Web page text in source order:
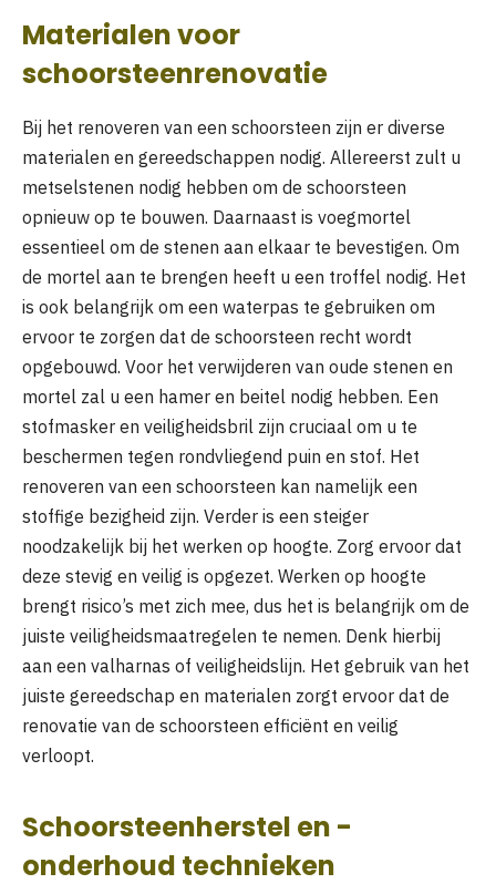
Materialen voor
schoorsteenrenovatie
Bij het renoveren van een schoorsteen zijn er diverse
materialen en gereedschappen nodig. Allereerst zult u
metselstenen nodig hebben om de schoorsteen
opnieuw op te bouwen. Daarnaast is voegmortel
essentieel om de stenen aan elkaar te bevestigen. Om
de mortel aan te brengen heeft u een troffel nodig. Het
is ook belangrijk om een waterpas te gebruiken om
ervoor te zorgen dat de schoorsteen recht wordt
opgebouwd. Voor het verwijderen van oude stenen en
mortel zal u een hamer en beitel nodig hebben. Een
stofmasker en veiligheidsbril zijn cruciaal om u te
beschermen tegen rondvliegend puin en stof. Het
renoveren van een schoorsteen kan namelijk een
stoffige bezigheid zijn. Verder is een steiger
noodzakelijk bij het werken op hoogte. Zorg ervoor dat
deze stevig en veilig is opgezet. Werken op hoogte
brengt risico’s met zich mee, dus het is belangrijk om de
juiste veiligheidsmaatregelen te nemen. Denk hierbij
aan een valharnas of veiligheidslijn. Het gebruik van het
juiste gereedschap en materialen zorgt ervoor dat de
renovatie van de schoorsteen efficiënt en veilig
verloopt.
Schoorsteenherstel en -
onderhoud technieken